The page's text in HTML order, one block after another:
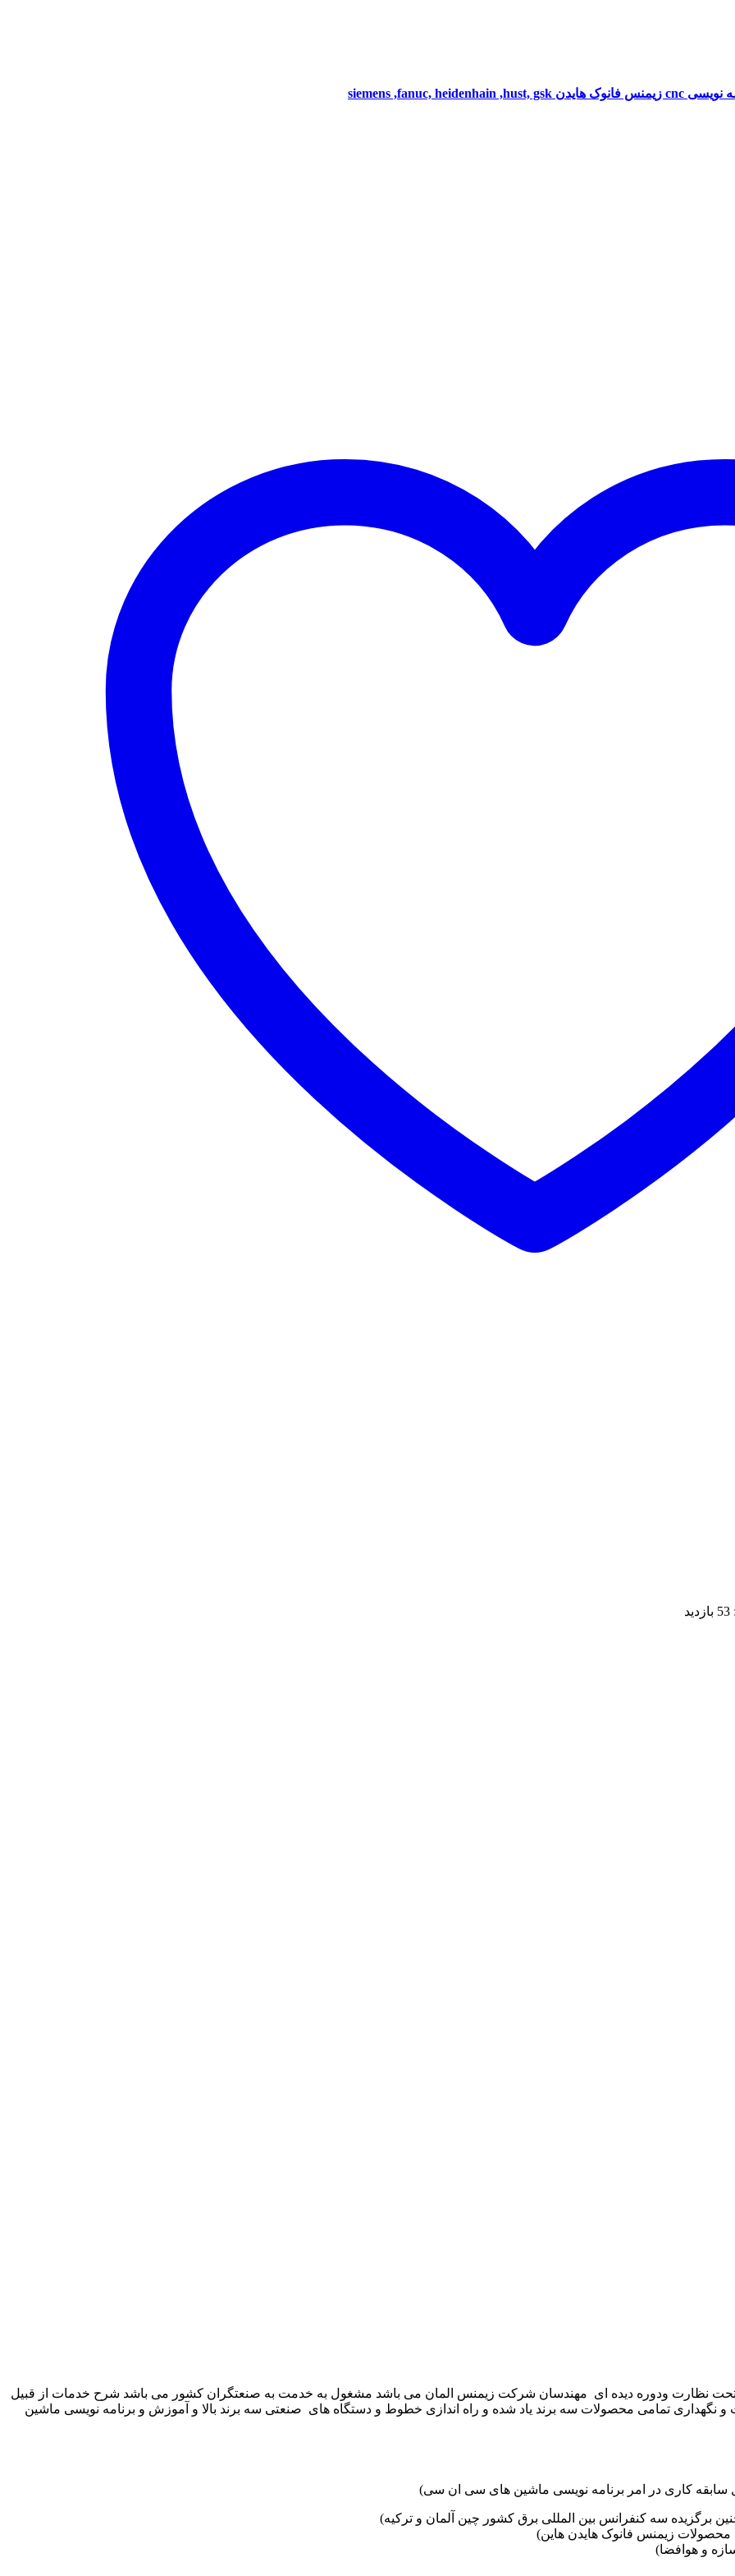
53 بازدید
تکنوست با مدیریت مهندس علی فرخانی که از سال ۱۳۶۵ تحت نظارت ودوره دیده ای مهندسان شرکت زیمنس المان می باشد مشغول به خدمت به صنعتگران کشور می باشد شرح خدمات از قبیل
نگهداری تمامی محصولات سه برند یاد شده و راه اندازی خطوط و دستگاه های صنعتی سه برند بالا و آموزش و برنامه نویسی ماشین
برگزیده سه کنفرانس بین المللی برق کشور چین آلمان و ترکیه)
زیمنس فانوک هایدن هاین)
و هوافضا)